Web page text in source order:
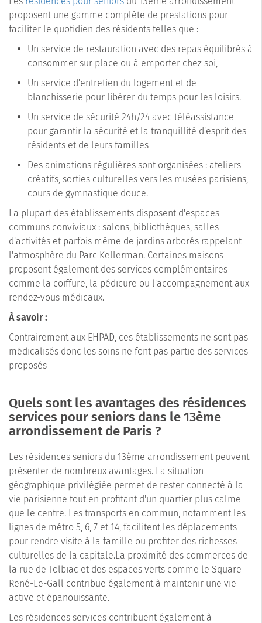
proposent une gamme complète de prestations pour
faciliter le quotidien des résidents telles que :
Un service de restauration avec des repas équilibrés à
consommer sur place ou à emporter chez soi,
Un service d'entretien du logement et de
blanchisserie pour libérer du temps pour les loisirs.
Un service de sécurité 24h/24 avec téléassistance
pour garantir la sécurité et la tranquillité d'esprit des
résidents et de leurs familles
Des animations régulières sont organisées : ateliers
créatifs, sorties culturelles vers les musées parisiens,
cours de gymnastique douce.
La plupart des établissements disposent d'espaces
communs conviviaux : salons, bibliothèques, salles
d'activités et parfois même de jardins arborés rappelant
l'atmosphère du Parc Kellerman. Certaines maisons
proposent également des services complémentaires
comme la coiffure, la pédicure ou l'accompagnement aux
rendez-vous médicaux.
À savoir :
Contrairement aux EHPAD, ces établissements ne sont pas
médicalisés donc les soins ne font pas partie des services
proposés
Quels sont les avantages des résidences
services pour seniors dans le 13ème
arrondissement de Paris ?
Les résidences seniors du 13ème arrondissement peuvent
présenter de nombreux avantages. La situation
géographique privilégiée permet de rester connecté à la
vie parisienne tout en profitant d'un quartier plus calme
que le centre. Les transports en commun, notamment les
lignes de métro 5, 6, 7 et 14, facilitent les déplacements
pour rendre visite à la famille ou profiter des richesses
culturelles de la capitale.La proximité des commerces de
la rue de Tolbiac et des espaces verts comme le Square
René-Le-Gall contribue également à maintenir une vie
active et épanouissante.
Les résidences services contribuent également à